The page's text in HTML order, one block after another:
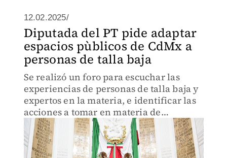
12.02.2025/
Diputada del PT pide adaptar
espacios pùblicos de CdMx a
personas de talla baja
Se realizó un foro para escuchar las
experiencias de personas de talla baja y
expertos en la materia, e identificar las
acciones a tomar en materia de
inclusión.